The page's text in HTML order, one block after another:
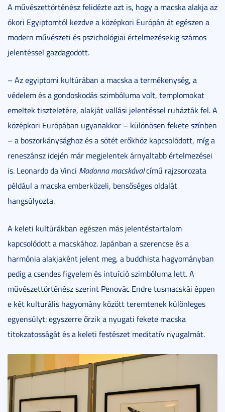
A művészettörténész felidézte azt is, hogy a macska alakja az
ókori Egyiptomtól kezdve a középkori Európán át egészen a
modern művészeti és pszichológiai értelmezésekig számos
jelentéssel gazdagodott.
– Az egyiptomi kultúrában a macska a termékenység, a
védelem és a gondoskodás szimbóluma volt, templomokat
emeltek tiszteletére, alakját vallási jelentéssel ruházták fel. A
középkori Európában ugyanakkor – különösen fekete színben
– a boszorkánysághoz és a sötét erőkhöz kapcsolódott, míg a
reneszánsz idején már megjelentek árnyaltabb értelmezései
is. Leonardo da Vinci Madonna macskávalcímű rajzsorozata
például a macska emberközeli, bensőséges oldalát
hangsúlyozta.
A keleti kultúrákban egészen más jelentéstartalom
kapcsolódott a macskához. Japánban a szerencse és a
harmónia alakjaként jelent meg, a buddhista hagyományban
pedig a csendes figyelem és intuíció szimbóluma lett. A
művészettörténész szerint Penovác Endre tusmacskái éppen
e két kulturális hagyomány között teremtenek különleges
egyensúlyt: egyszerre őrzik a nyugati fekete macska
titokzatosságát és a keleti festészet meditatív nyugalmát.